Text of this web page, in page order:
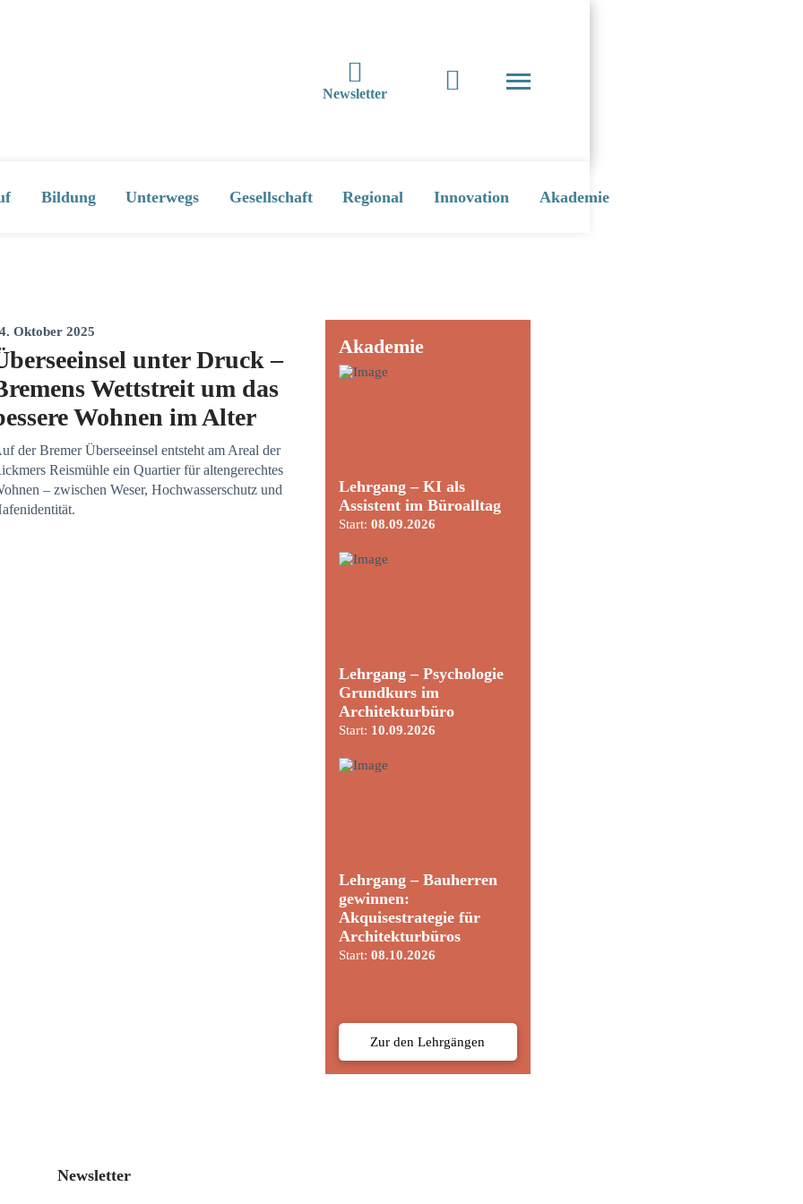
Newsletter
Bildung Unterwegs Gesellschaft Regional Innovation Akademie
Oktober 2025
unter Druck –
Wettstreit um das
Wohnen im Alter
der Bremer Überseeinsel entsteht am Areal der
Reismühle ein Quartier für altengerechtes
– zwischen Weser, Hochwasserschutz und
Akademie
Lehrgang – KI als
Assistent im Büroalltag
Start:08.09.2026
Lehrgang – Psychologie
Grundkurs im
Architekturbüro
Start: 10.09.2026
Lehrgang – Bauherren
gewinnen:
Akquisestrategie für
Architekturbüros
Start:08.10.2026
Zur den Lehrgängen
Newsletter